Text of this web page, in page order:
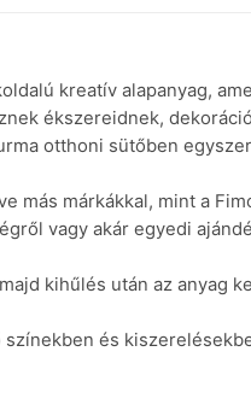
kreatív alapanyag,
ékszereidnek,
otthoni sütőben
márkákkal, mint a
vagy akár egyedi
kihűlés után az anyag
és